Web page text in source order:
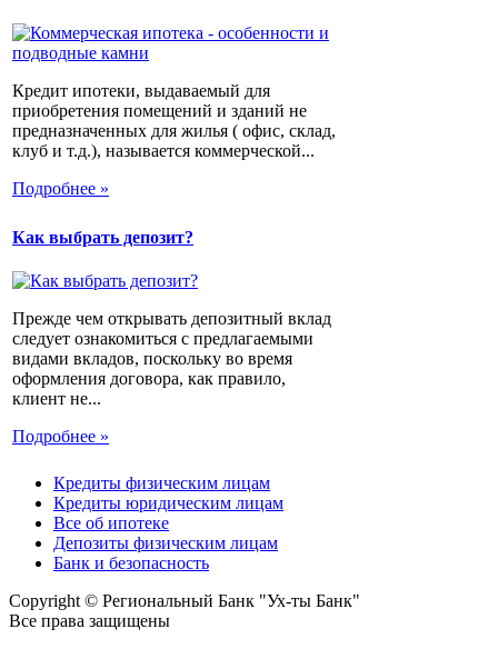
Кредит ипотеки, выдаваемый для
приобретения помещений и зданий не
предназначенных для жилья ( офис, склад,
клуб и т.д.), называется коммерческой...
Подробнее »
Как выбрать депозит?
Прежде чем открывать депозитный вклад
следует ознакомиться с предлагаемыми
видами вкладов, поскольку во время
оформления договора, как правило,
клиент не...
Подробнее »
Кредиты физическим лицам
Кредиты юридическим лицам
Все об ипотеке
Депозиты физическим лицам
Банк и безопасность
Copyright © Региональный Банк "Ух-ты Банк"
Все права защищены